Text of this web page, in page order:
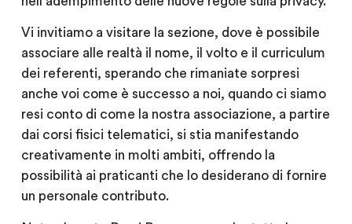
Vi invitiamo a visitare la sezione, dove è possibile
associare alle realtà il nome, il volto e il curriculum
dei referenti, sperando che rimaniate sorpresi
anche voi come è successo a noi, quando ci siamo
resi conto di come la nostra associazione, a partire
dai corsi fisici telematici, si stia manifestando
creativamente in molti ambiti, offrendo la
possibilità ai praticanti che lo desiderano di fornire
un personale contributo.